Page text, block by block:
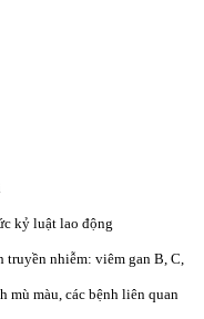
kỷ luật lao động
nhiễm: viêm gan B, C,
mù màu, các bệnh liên quan